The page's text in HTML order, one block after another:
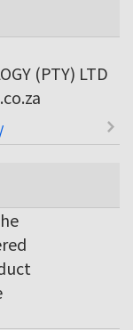
(PTY) LTD